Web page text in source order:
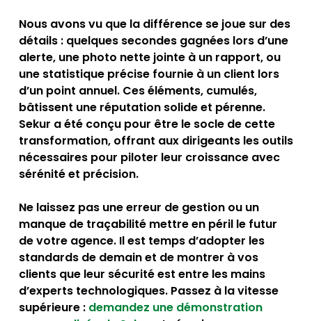
Nous avons vu que la différence se joue sur des
détails : quelques secondes gagnées lors d’une
alerte, une photo nette jointe à un rapport, ou
une statistique précise fournie à un client lors
d’un point annuel. Ces éléments, cumulés,
bâtissent une réputation solide et pérenne.
Sekur a été conçu pour être le socle de cette
transformation, offrant aux dirigeants les outils
nécessaires pour piloter leur croissance avec
sérénité et précision.
Ne laissez pas une erreur de gestion ou un
manque de traçabilité mettre en péril le futur
de votre agence. Il est temps d’adopter les
standards de demain et de montrer à vos
clients que leur sécurité est entre les mains
d’experts technologiques. Passez à la vitesse
supérieure : demandez une démonstration